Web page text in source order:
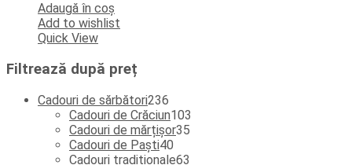
Adaugă în coș
Add to wishlist
Quick View
Filtrează după preț
Cadouri de sărbători236
de
produse
Cadouri de Crăciun103
Cadouri de mărțișor35
Cadouri de Paști40
de
Cadouri tradiționale63